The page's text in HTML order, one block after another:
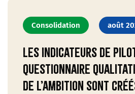
Consolidation août
Les indicateurs de
questionnaire
de l’ambition sont